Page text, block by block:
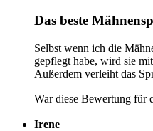
Das beste
Selbst wenn ich die
gepflegt habe, wird sie
Außerdem verleiht das
War diese Bewertung für
Irene